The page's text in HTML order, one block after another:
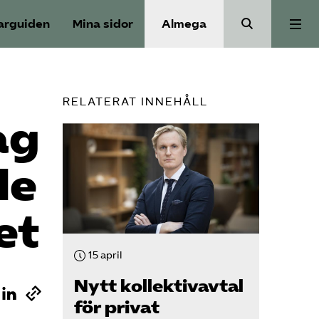
Mina sidor Almega
Om Säkerhets­företagen
Våra frågor
Kontakt
RELATERAT INNEHÅLL
15 april
Nytt kollektivavtal
för privat